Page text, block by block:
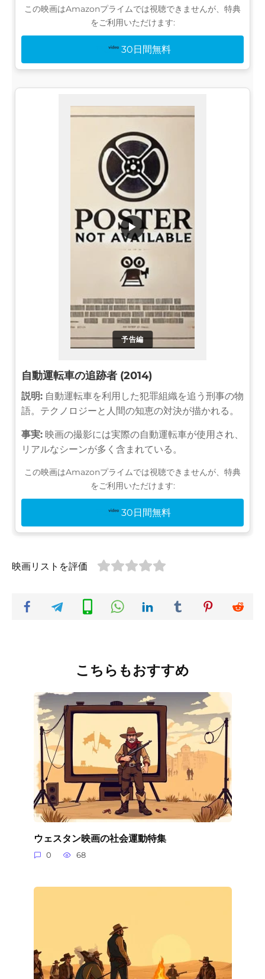
この映画はAmazonプライムでは視聴できませんが、特典
をご利用いただけます:
30日間無料
予告編
▶
自動運転車の追跡者 (2014)
説明: 自動運転車を利用した犯罪組織を追う刑事の物
語。テクノロジーと人間の知恵の対決が描かれる。
事実: 映画の撮影には実際の自動運転車が使用され、
リアルなシーンが多く含まれている。
この映画はAmazonプライムでは視聴できませんが、特典
をご利用いただけます:
30日間無料
映画リストを評価
こちらもおすすめ
ウェスタン映画の社会運動特集
0 68